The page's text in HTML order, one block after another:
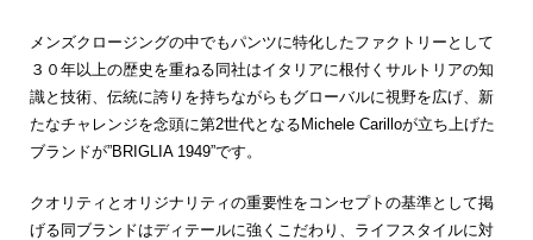
メンズクロージングの中でもパンツに特化したファクトリーとして
３０年以上の歴史を重ねる同社はイタリアに根付くサルトリアの知
識と技術、伝統に誇りを持ちながらもグローバルに視野を広げ、新
たなチャレンジを念頭に第2世代となるMichele Carilloが立ち上げた
ブランドが”BRIGLIA 1949”です。
クオリティとオリジナリティの重要性をコンセプトの基準として掲
げる同ブランドはディテールに強くこだわり、ライフスタイルに対